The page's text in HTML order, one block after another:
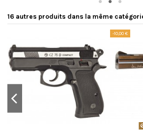
16 autres produits dans la même
-10,00 €